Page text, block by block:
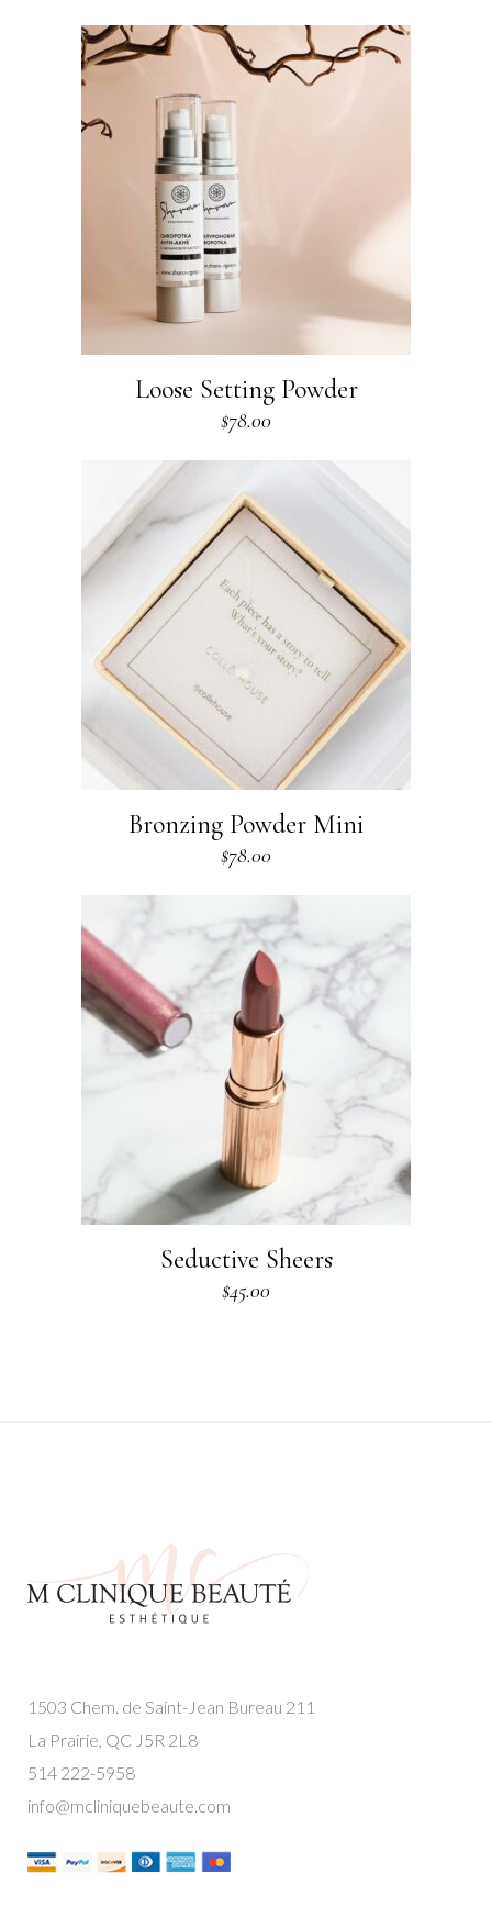
Loose Setting Powder
$78.00
Bronzing Powder Mini
$78.00
Seductive Sheers
$45.00
1503 Chem. de Saint-Jean Bureau 211
La Prairie, QC J5R 2L8
514 222-5958
info@mcliniquebeaute.com